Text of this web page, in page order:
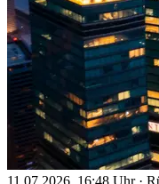
11.07.2026, 16:48 Uhr ·